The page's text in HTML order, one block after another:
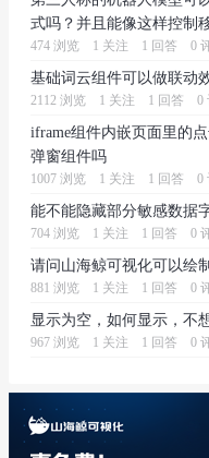
式吗？并且能像这样控制
474 浏览 1 关注 1 回答 0
基础词云组件可以做联动
2112 浏览 1 关注 1 回答 0
iframe组件内嵌页面里的
弹窗组件吗
1007 浏览 1 关注 1 回答 0
能不能隐藏部分敏感数据
704 浏览 1 关注 1 回答 0
请问山海鲸可视化可以绘
881 浏览 1 关注 1 回答 0
显示为空，如何显示，不
967 浏览 1 关注 1 回答 0